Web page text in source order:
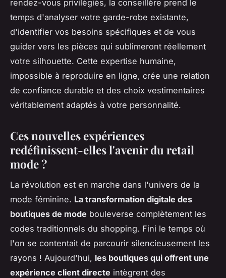
rendez-vous privilégiés, la conseillère prend le
temps d'analyser votre garde-robe existante,
d'identifier vos besoins spécifiques et de vous
guider vers les pièces qui sublimeront réellement
votre silhouette. Cette expertise humaine,
impossible à reproduire en ligne, crée une relation
de confiance durable et des choix vestimentaires
véritablement adaptés à votre personnalité.
Ces nouvelles expériences
redéfinissent-elles l'avenir du retail
mode ?
La révolution est en marche dans l'univers de la
mode féminine. La transformation digitale des
boutiques de mode bouleverse complètement les
codes traditionnels du shopping. Fini le temps où
l'on se contentait de parcourir silencieusement les
rayons ! Aujourd'hui, les boutiques qui offrent une
expérience client directe intègrent des